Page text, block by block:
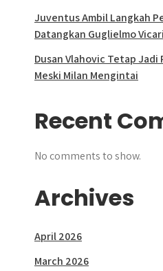
Juventus Ambil Langkah
Datangkan Guglielmo
Dusan Vlahovic Tetap
Meski Milan Mengintai
Recent
No comments to show.
Archives
April 2026
March 2026